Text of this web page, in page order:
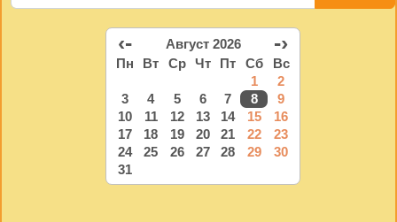
‹- Август 2026 -›
Пн Вт Ср Чт Пт Сб
Вс
1
2
3
4 5 6 7 8
9
10
11 12 13 14 15
16
17
18 19 20 21 22
23
24
25 26 27 28 29
30
31